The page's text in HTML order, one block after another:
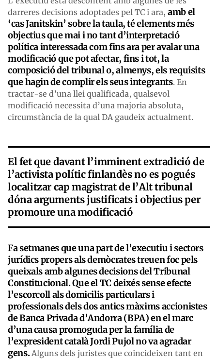
darreres decisions adoptades pel TC i ara, amb el
‘cas Janitskin’ sobre la taula, té elements més
objectius que mai i no tant d’interpretació
política interessada com fins ara per avalar una
modificació que pot afectar, fins i tot, la
composició del tribunal o, almenys, els requisits
que hagin de complir els seus integrants. En
tractar-se d’una llei qualificada, qualsevol
modificació necessita d’una majoria absoluta,
circumstància de la qual DA gaudeix actualment.
El fet que davant l’imminent extradició de
l’activista polític finlandès no es pogués
localitzar cap magistrat de l’Alt tribunal
dóna arguments justificats i objectius per
promoure una modificació
Fa setmanes que una part de l’executiu i sectors
jurídics propers als demòcrates treuen foc pels
queixals amb algunes decisions del Tribunal
Constitucional. Que el TC deixés sense efecte
l’escorcoll als domicilis particulars i
professionals dels dos antics màxims accionistes
de Banca Privada d’Andorra (BPA) en el marc
d’una causa promoguda per la família de
l’expresident català Jordi Pujol no va agradar
gens.Alguns dels juristes que coincideixen tant en